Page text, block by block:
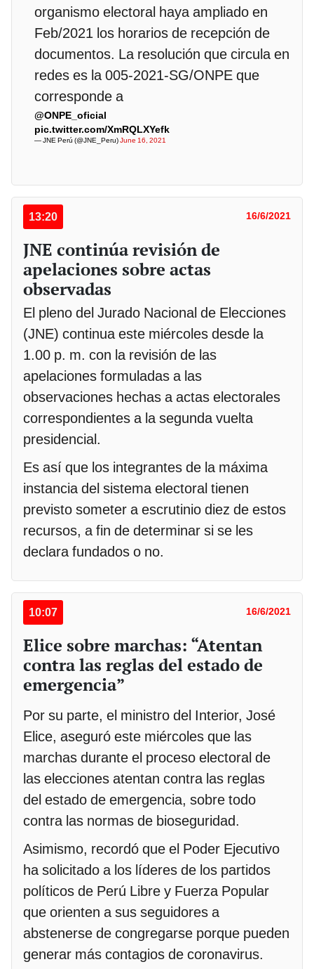
organismo electoral haya ampliado en
Feb/2021 los horarios de recepción de
documentos. La resolución que circula en
redes es la 005-2021-SG/ONPE que
corresponde a
@ONPE_oficial
pic.twitter.com/XmRQLXYefk
— JNE Perú (@JNE_Peru)June 16, 2021
13:20 16/6/2021
JNE continúa revisión de
apelaciones sobre actas
observadas
El pleno del Jurado Nacional de Elecciones
(JNE) continua este miércoles desde la
1.00 p. m. con la revisión de las
apelaciones formuladas a las
observaciones hechas a actas electorales
correspondientes a la segunda vuelta
presidencial.
Es así que los integrantes de la máxima
instancia del sistema electoral tienen
previsto someter a escrutinio diez de estos
recursos, a fin de determinar si se les
declara fundados o no.
10:07 16/6/2021
Elice sobre marchas: “Atentan
contra las reglas del estado de
emergencia”
Por su parte, el ministro del Interior, José
Elice, aseguró este miércoles que las
marchas durante el proceso electoral de
las elecciones atentan contra las reglas
del estado de emergencia, sobre todo
contra las normas de bioseguridad.
Asimismo, recordó que el Poder Ejecutivo
ha solicitado a los líderes de los partidos
políticos de Perú Libre y Fuerza Popular
que orienten a sus seguidores a
abstenerse de congregarse porque pueden
generar más contagios de coronavirus.